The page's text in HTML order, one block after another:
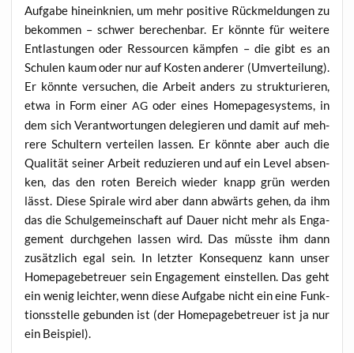
Auf­ga­be hin­ein­knien, um mehr posi­ti­ve Rück­mel­dun­gen zu
bekom­men – schwer bere­chen­bar. Er könn­te für wei­te­re
Ent­las­tun­gen oder Res­sour­cen kämp­fen – die gibt es an
Schu­len kaum oder nur auf Kos­ten ande­rer (Umver­tei­lung).
Er könn­te ver­su­chen, die Arbeit anders zu struk­tu­rie­ren,
etwa in Form einer AG oder eines Home­page­sys­tems, in
dem sich Ver­ant­wor­tun­gen dele­gie­ren und damit auf meh­
re­re Schul­tern ver­tei­len las­sen. Er könn­te aber auch die
Qua­li­tät sei­ner Arbeit redu­zie­ren und auf ein Level absen­
ken, das den roten Bereich wie­der knapp grün wer­den
lässt. Die­se Spi­ra­le wird aber dann abwärts gehen, da ihm
das die Schul­ge­mein­schaft auf Dau­er nicht mehr als Enga­
ge­ment durch­ge­hen las­sen wird. Das müss­te ihm dann
zusätz­lich egal sein. In letz­ter Kon­se­quenz kann unser
Home­page­be­treu­er sein Enga­ge­ment ein­stel­len. Das geht
ein wenig leich­ter, wenn die­se Auf­ga­be nicht ein eine Funk­
ti­ons­stel­le gebun­den ist (der Home­page­be­treu­er ist ja nur
ein Beispiel).